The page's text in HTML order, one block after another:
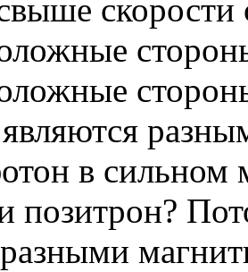
скорости
в сильном
позитрон?